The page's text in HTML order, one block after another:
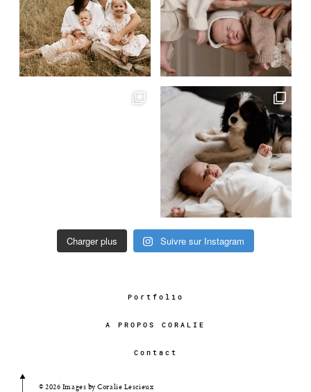
Charger plus Suivre sur Instagram
Portfolio
A PROPOS CORALIE
Contact
© 2026 Images by Coralie Lescieux